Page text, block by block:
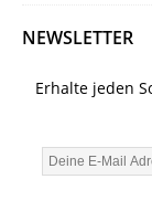
NEWSLETTER
Erhalte jeden